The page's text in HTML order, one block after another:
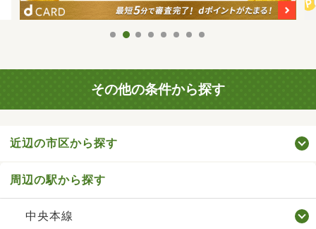
その他の条件から探す
近辺の市区から探す
周辺の駅から探す
中央本線